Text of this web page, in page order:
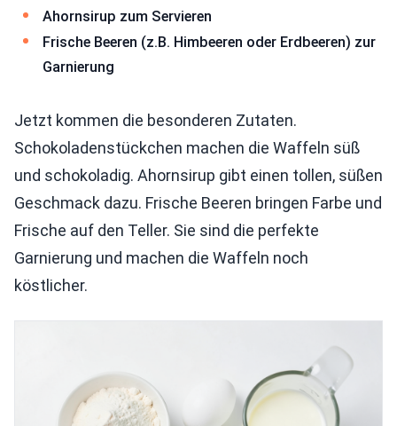
Ahornsirup zum Servieren
Frische Beeren (z.B. Himbeeren oder Erdbeeren) zur
Garnierung
Jetzt kommen die besonderen Zutaten.
Schokoladenstückchen machen die Waffeln süß
und schokoladig. Ahornsirup gibt einen tollen, süßen
Geschmack dazu. Frische Beeren bringen Farbe und
Frische auf den Teller. Sie sind die perfekte
Garnierung und machen die Waffeln noch
köstlicher.